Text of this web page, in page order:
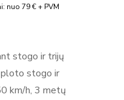
nuo 79 € + PVM
stogo ir trijų
ploto stogo ir
km/h, 3 metų